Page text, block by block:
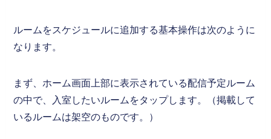
ルームをスケジュールに追加する基本操作は次のように
なります。
まず、ホーム画面上部に表示されている配信予定ルーム
の中で、入室したいルームをタップします。（掲載して
いるルームは架空のものです。）